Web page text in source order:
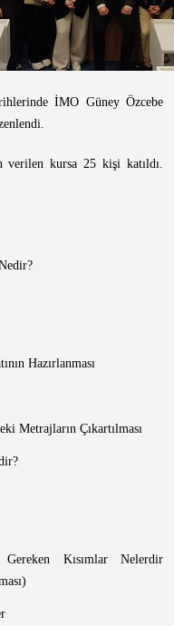
İMO Güney Özcebe
verilen kursa 25 kişi katıldı.
Hazırlanması
Metrajların Çıkartılması
Kısımlar Nelerdir